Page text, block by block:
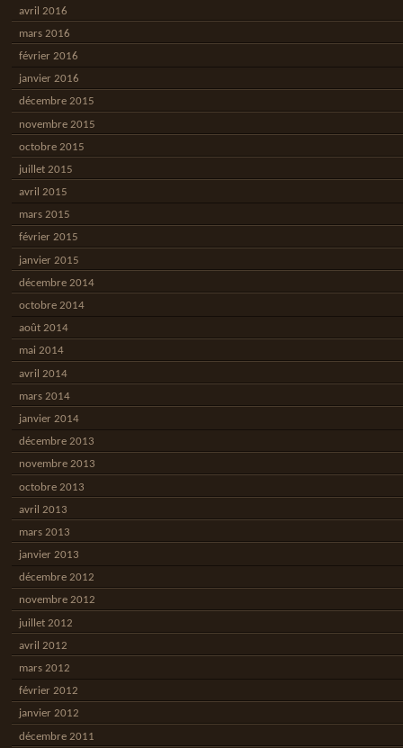
avril 2016
mars 2016
février 2016
janvier 2016
décembre 2015
novembre 2015
octobre 2015
juillet 2015
avril 2015
mars 2015
février 2015
janvier 2015
décembre 2014
octobre 2014
août 2014
mai 2014
avril 2014
mars 2014
janvier 2014
décembre 2013
novembre 2013
octobre 2013
avril 2013
mars 2013
janvier 2013
décembre 2012
novembre 2012
juillet 2012
avril 2012
mars 2012
février 2012
janvier 2012
décembre 2011